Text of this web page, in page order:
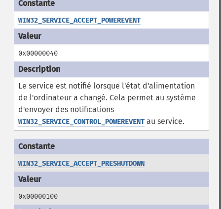
WIN32_SERVICE_ACCEPT_POWEREVENT
0x00000040
Le service est notifié lorsque l'état d'alimentation
de l'ordinateur a changé. Cela permet au système
d'envoyer des notifications
WIN32_SERVICE_CONTROL_POWEREVENTau service.
WIN32_SERVICE_ACCEPT_PRESHUTDOWN
0x00000100